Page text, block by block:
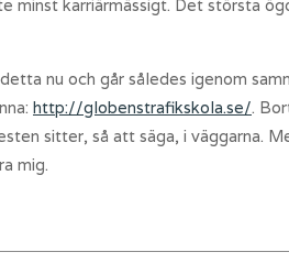
karriärmässigt. Det största
nu och går således igenom
http://globenstrafikskola.se/.
sitter, så att säga, i väggarna.
mig.